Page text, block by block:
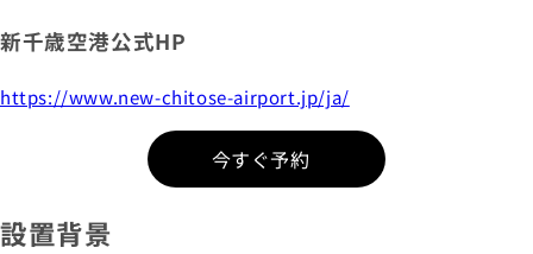
新千歳空港公式HP
https://www.new-chitose-airport.jp/ja/
今すぐ予約
設置背景